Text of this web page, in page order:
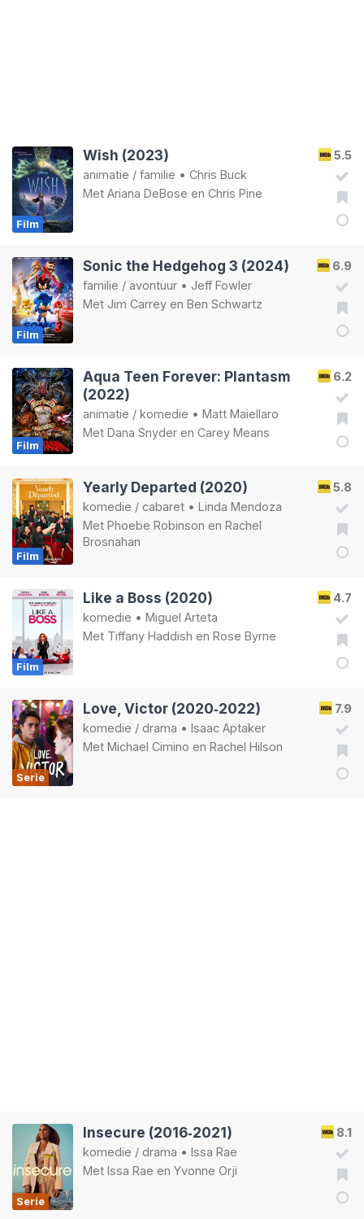
Film
5.5
Wish (2023)
animatie / familie • Chris Buck
Met Ariana DeBose en Chris Pine
Film
6.9
Sonic the Hedgehog 3 (2024)
familie / avontuur • Jeff Fowler
Met Jim Carrey en Ben Schwartz
Film
6.2
Aqua Teen Forever: Plantasm
(2022)
animatie / komedie • Matt Maiellaro
Met Dana Snyder en Carey Means
Film
5.8
Yearly Departed (2020)
komedie / cabaret • Linda Mendoza
Met Phoebe Robinson en Rachel
Brosnahan
Film
4.7
Like a Boss (2020)
komedie • Miguel Arteta
Met Tiffany Haddish en Rose Byrne
Serie
7.9
Love, Victor (2020‑2022)
komedie / drama • Isaac Aptaker
Met Michael Cimino en Rachel Hilson
Serie
8.1
Insecure (2016‑2021)
komedie / drama • Issa Rae
Met Issa Rae en Yvonne Orji